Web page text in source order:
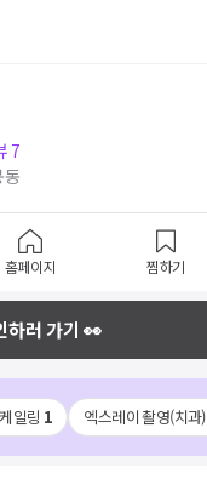
7
동
홈페이지 찜하기
하러 가기 👀
일링 1 엑스레이 촬영(치과)